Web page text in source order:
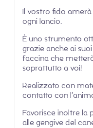
Il vostro fido
ogni lancio.
È uno strumento
grazie anche ai
faccina che
soprattutto a voi!
Realizzato con
contatto con
Favorisce inoltre la
alle gengive del